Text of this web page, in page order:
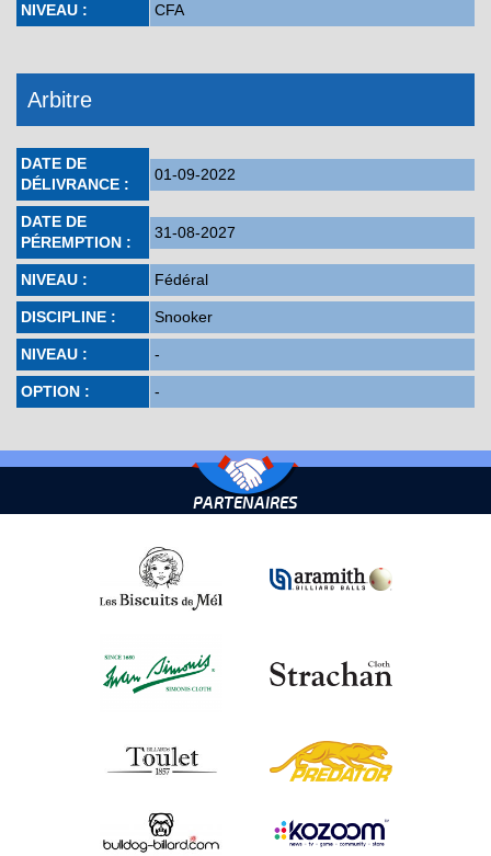
NIVEAU : CFA
Arbitre
DATE DE
DÉLIVRANCE :
01-09-2022
DATE DE
PÉREMPTION :
31-08-2027
NIVEAU : Fédéral
DISCIPLINE : Snooker
NIVEAU : -
OPTION : -
PARTENAIRES